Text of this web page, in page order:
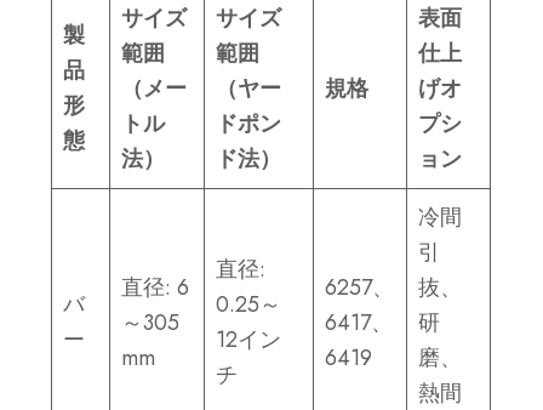
製
品
形
態
サイズ
範囲
（メー
トル
法）
サイズ
範囲
（ヤー
ドポン
ド法）
規格
表面
仕上
げオ
プシ
ョン
バ
ー
直径: 6
～305
mm
直径:
0.25～
12イン
チ
6257、
6417、
6419
冷間
引
抜、
研
磨、
熱間